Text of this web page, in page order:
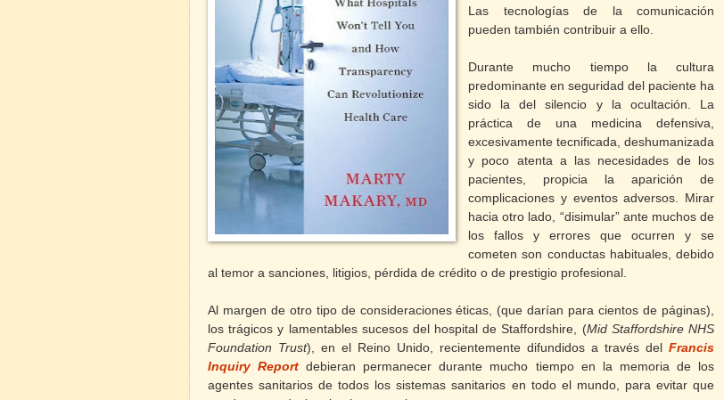
Las tecnologías de la comunicación
pueden también contribuir a ello.
Durante mucho tiempo la cultura
predominante en seguridad del paciente ha
sido la del silencio y la ocultación. La
práctica de una medicina defensiva,
excesivamente tecnificada, deshumanizada
y poco atenta a las necesidades de los
pacientes, propicia la aparición de
complicaciones y eventos adversos. Mirar
hacia otro lado, “disimular” ante muchos de
los fallos y errores que ocurren y se
cometen son conductas habituales, debido
al temor a sanciones, litigios, pérdida de crédito o de prestigio profesional.
Al margen de otro tipo de consideraciones éticas, (que darían para cientos de páginas),
los trágicos y lamentables sucesos del hospital de Staffordshire, (Mid Staffordshire NHS
Foundation Trust), en el Reino Unido, recientemente difundidos a través del Francis
Inquiry Report debieran permanecer durante mucho tiempo en la memoria de los
agentes sanitarios de todos los sistemas sanitarios en todo el mundo, para evitar que